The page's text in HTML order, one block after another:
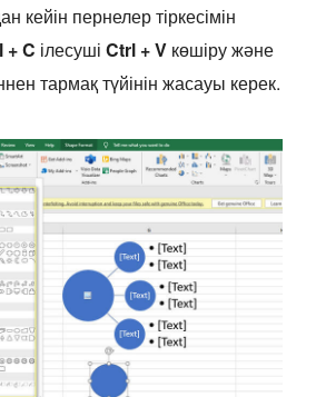
кейін пернелер тіркесімін
+ C ілесуші Ctrl + V көшіру және
тармақ түйінін жасауы керек.